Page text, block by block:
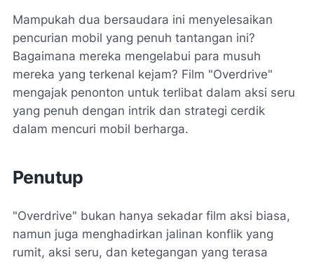
Mampukah dua bersaudara ini menyelesaikan
pencurian mobil yang penuh tantangan ini?
Bagaimana mereka mengelabui para musuh
mereka yang terkenal kejam? Film "Overdrive"
mengajak penonton untuk terlibat dalam aksi seru
yang penuh dengan intrik dan strategi cerdik
dalam mencuri mobil berharga.
Penutup
"Overdrive" bukan hanya sekadar film aksi biasa,
namun juga menghadirkan jalinan konflik yang
rumit, aksi seru, dan ketegangan yang terasa